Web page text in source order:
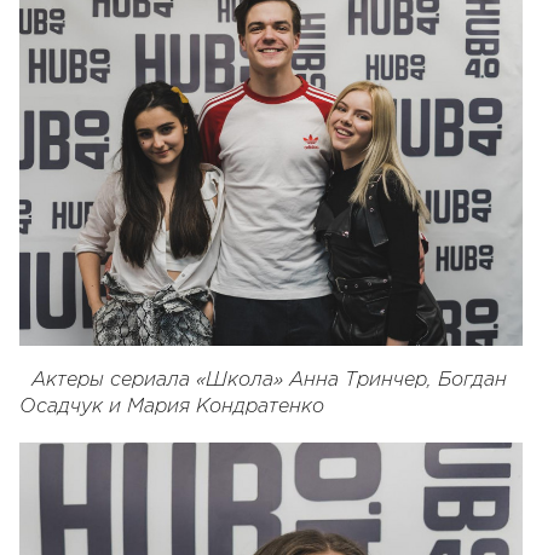
Актеры сериала «Школа» Анна Тринчер, Богдан
Осадчук и Мария Кондратенко